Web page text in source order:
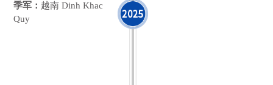
季军： 越南 Dinh Khac
Quy